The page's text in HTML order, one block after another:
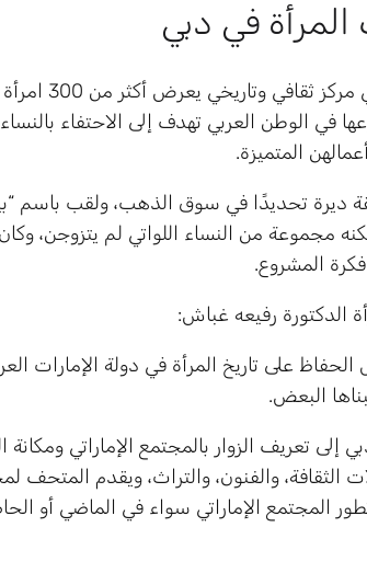
في دبي
يعتبر متحف
في الوطن العربي تهدف إلى الاحتفاء
أعمالهن المتميزة.
ديرة تحديدًا في سوق الذهب، ولقب باسم
مجموعة من النساء اللواتي لم يتزوجن،
المشروع.
رفيعه غباش:
على تاريخ المرأة في دولة الإمارات
البعض.
تعريف الزوار بالمجتمع الإماراتي ومكانة
الثقافة، والفنون، والتراث، ويقدم
تطور المجتمع الإماراتي سواء في الماضي أو